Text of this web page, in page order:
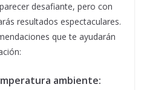
desafiante, pero con
resultados espectaculares.
que te ayudarán
ambiente: